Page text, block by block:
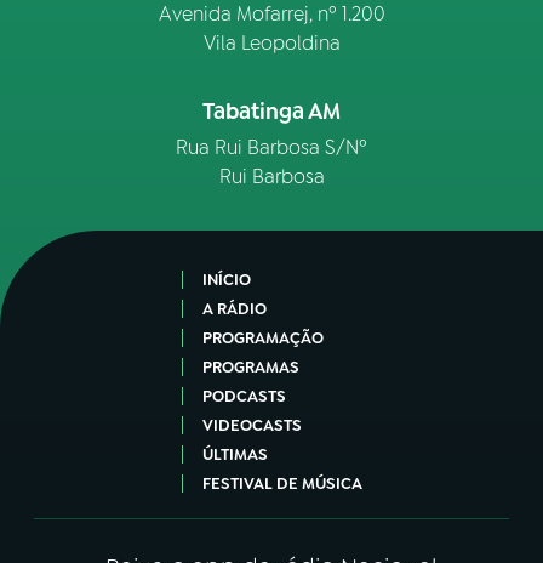
Avenida Mofarrej, nº 1.200
Vila Leopoldina
Tabatinga AM
Rua Rui Barbosa S/Nº
Rui Barbosa
INÍCIO
A RÁDIO
PROGRAMAÇÃO
PROGRAMAS
PODCASTS
VIDEOCASTS
ÚLTIMAS
FESTIVAL DE MÚSICA